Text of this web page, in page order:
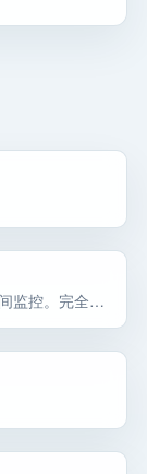
Better Uptime：最可靠的正常运行时间监控。完全获取 10 个监视器、10 个心跳和带有 3 分钟检查的状态页面。